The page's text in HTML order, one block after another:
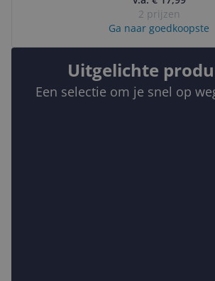
2 prijzen
Ga naar goedkoopste
Uitgelichte
Een selectie om je snel op